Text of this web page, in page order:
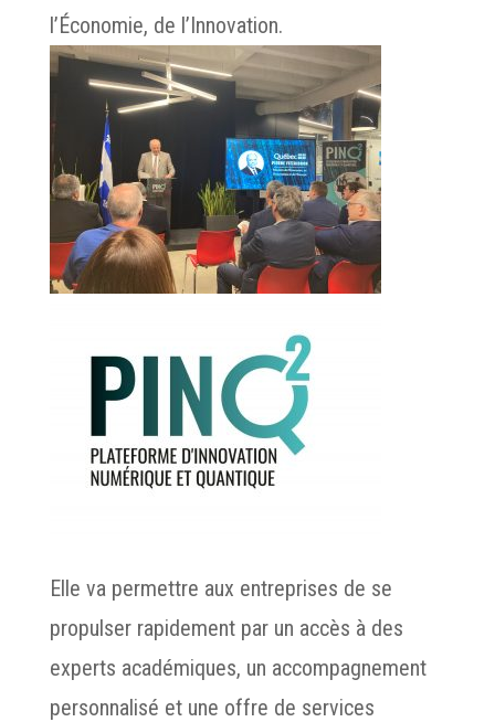
l’Économie, de l’Innovation.
Elle va permettre aux entreprises de se
propulser rapidement par un accès à des
experts académiques, un accompagnement
personnalisé et une offre de services